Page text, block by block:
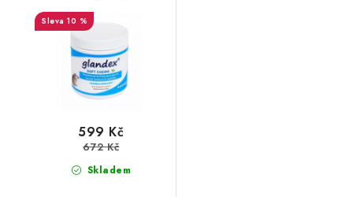
10 %
Skladem
599 Kč
672 Kč